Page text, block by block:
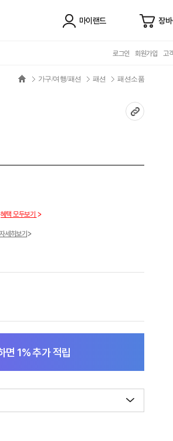
마이랜드 장
로그인 회원가입 고
가구/여행/패션 패션 패션소품
혜택 모두보기
자세히보기
면 1% 추가 적립